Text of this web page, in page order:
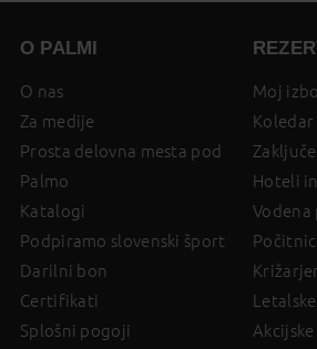
O PALMI
O nas
Za medije
Prosta delovna mesta pod
Palmo
Katalogi
Podpiramo slovenski šport
Darilni bon
Certifikati
Splošni pogoji
Moj
Hoteli
Vodena